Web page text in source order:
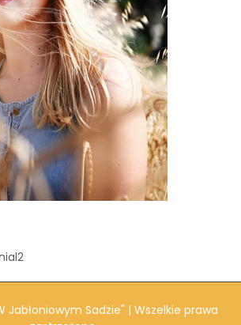
Jabłoniowym Sadzie" | Wszelkie prawa